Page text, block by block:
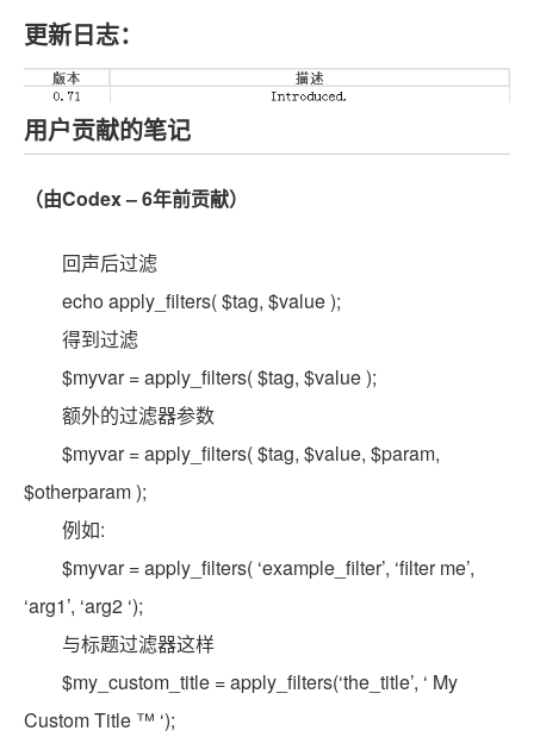
更新日志：
用户贡献的笔记
（由Codex – 6年前贡献）
回声后过滤
echo apply_filters( $tag, $value );
得到过滤
$myvar = apply_filters( $tag, $value );
额外的过滤器参数
$myvar = apply_filters( $tag, $value, $param,
$otherparam );
例如:
$myvar = apply_filters( ‘example_filter’, ‘filter me’,
‘arg1’, ‘arg2 ‘);
与标题过滤器这样
$my_custom_title = apply_filters(‘the_title’, ‘ My
Custom Title ™ ‘);